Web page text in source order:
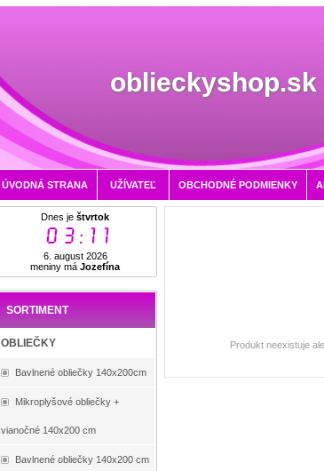
oblieckyshop.sk
ÚVODNÁ STRANA UŽÍVATEĽ OBCHODNÉ PODMIENKY
Dnes ještvrtok
03:11
6. august 2026
meniny máJozefína
SORTIMENT
OBLIEČKY
Bavlnené obliečky 140x200cm
Mikroplyšové obliečky +
vianočné 140x200 cm
Bavlnené obliečky 140x200 cm
Produkt neexistuje